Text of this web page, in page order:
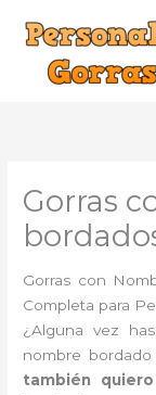
contenido
Gorras
Gorras con
Completa para
¿Alguna vez
nombre
también quiero